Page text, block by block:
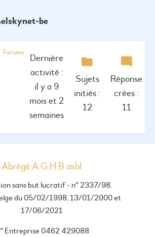
be
Forums
Dernière
activité :
il y a 9
mois et 2
semaines
Sujets
initiés :
12
Réponse
crées :
11
Abrégé A.G.H.B asbl
sans but lucratif - n° 2337/98.
du 05/02/1998, 13/01/2000 et
17/06/2021
Entreprise 0462 429088